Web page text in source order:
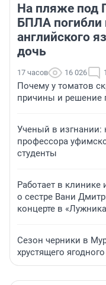
На пляже под
БПЛА погибли
английского
дочь
17 часов 16 026
Почему у томатов
причины и решение
Ученый в изгнании:
профессора
студенты
Работает в клинике
о сестре Вани
концерте в
Сезон черники в
хрустящего